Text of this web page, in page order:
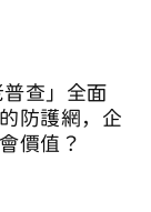
查」全面
防護網，企
價值？